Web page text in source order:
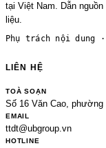
tại Việt Nam. Dẫn
liệu.
Phụ trách nội dung
LIÊN HỆ
TOÀ SOẠN
Số 16 Văn Cao,
EMAIL
ttdt@ubgroup.vn
HOTLINE